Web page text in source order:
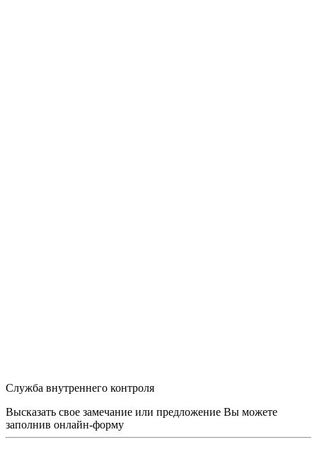
Служба внутреннего контроля
Высказать свое замечание или предложение Вы можете
заполнив онлайн-форму